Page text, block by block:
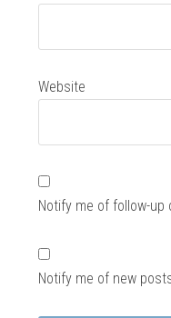
Website
Notify me of follow-up
Notify me of new